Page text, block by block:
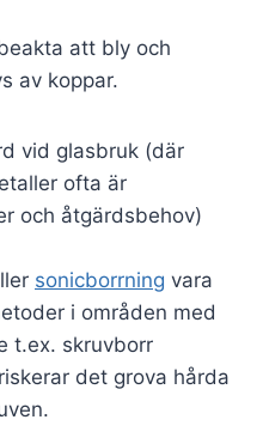
att bly och
av koppar.
vid glasbruk (där
ofta är
och åtgärdsbehov)
sonicborrning vara
i områden med
t.ex. skruvborr
det grova hårda